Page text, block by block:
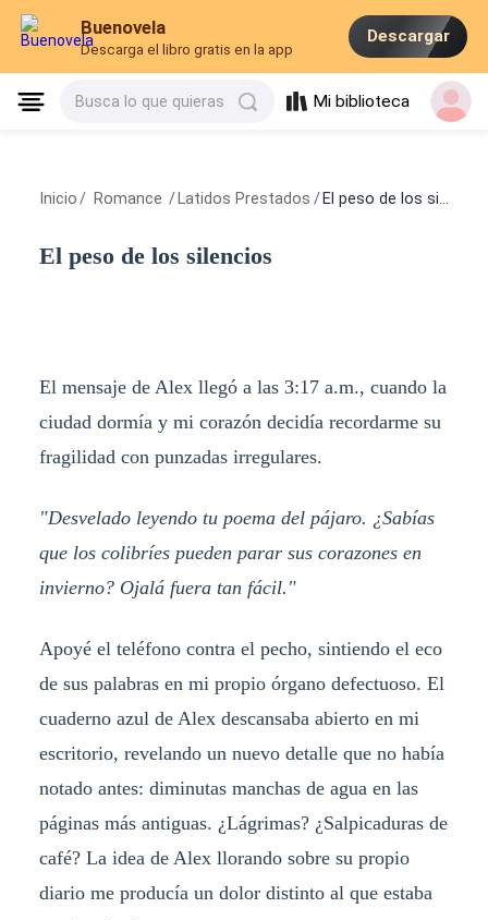
Buenovela
Descarga el libro gratis en la app
Descargar
Busca lo que quieras Mi biblioteca
Inicio / Romance / Latidos Prestados / El peso de los silencios
El peso de los silencios
El mensaje de Alex llegó a las 3:17 a.m., cuando la
ciudad dormía y mi corazón decidía recordarme su
fragilidad con punzadas irregulares.
"Desvelado leyendo tu poema del pájaro. ¿Sabías
que los colibríes pueden parar sus corazones en
invierno? Ojalá fuera tan fácil."
Apoyé el teléfono contra el pecho, sintiendo el eco
de sus palabras en mi propio órgano defectuoso. El
cuaderno azul de Alex descansaba abierto en mi
escritorio, revelando un nuevo detalle que no había
notado antes: diminutas manchas de agua en las
páginas más antiguas. ¿Lágrimas? ¿Salpicaduras de
café? La idea de Alex llorando sobre su propio
diario me producía un dolor distinto al que estaba